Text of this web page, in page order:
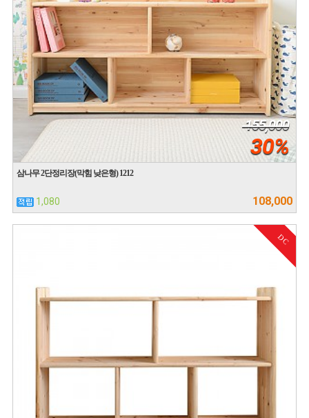
155,000
30%
삼나무 2단정리장(막힘 낮은형) 1212
1,080 108,000
DC